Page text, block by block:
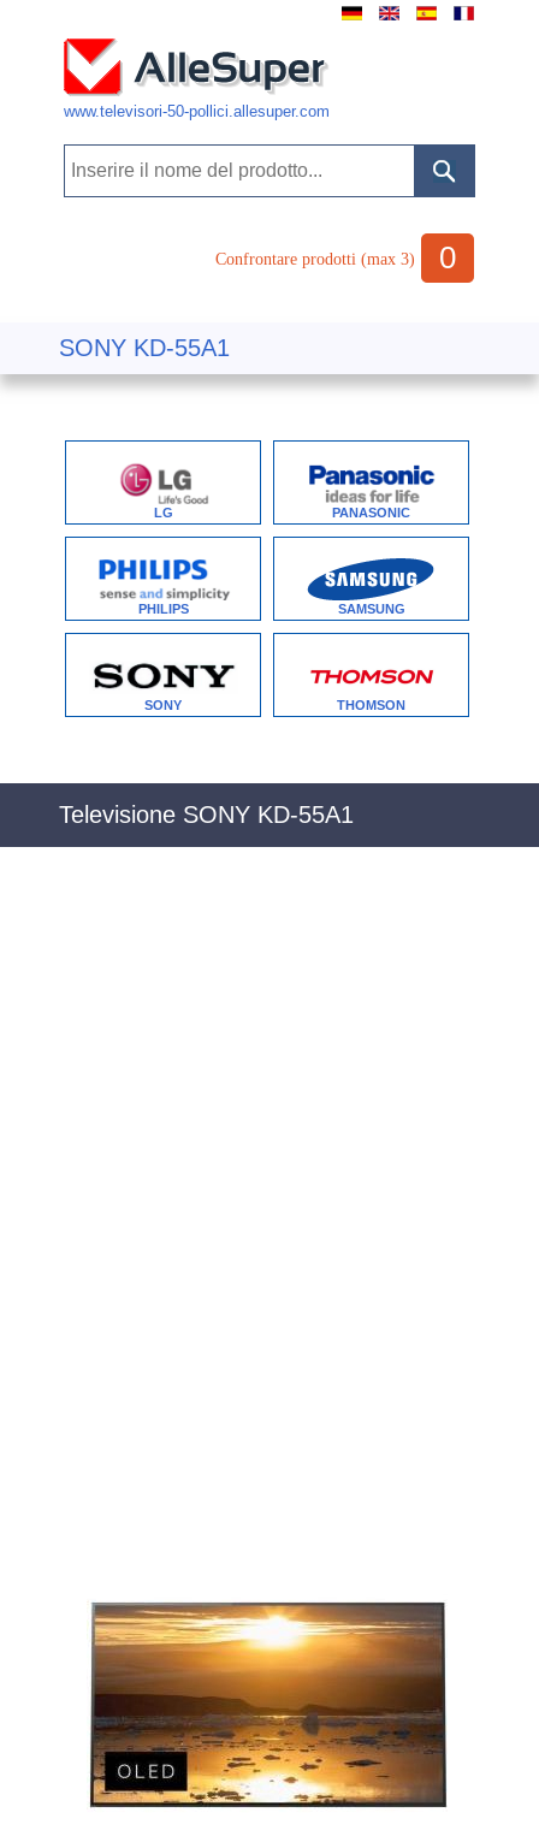
www.televisori-50-pollici.allesuper.com
Confrontare prodotti (max 3) 0
SONY KD-55A1
LG PANASONIC
PHILIPS SAMSUNG
SONY THOMSON
Televisione SONY KD-55A1